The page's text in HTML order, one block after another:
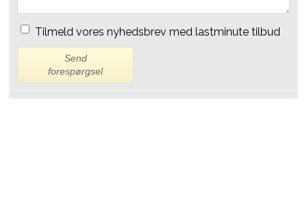
Tilmeld vores nyhedsbrev med lastminute tilbud
Send
forespørgsel